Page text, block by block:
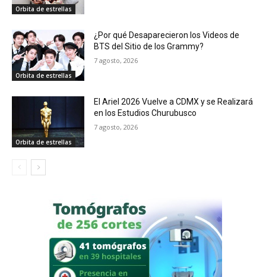
Orbita de estrellas
Orbita de estrellas
¿Por qué Desaparecieron los Videos de
BTS del Sitio de los Grammy?
7 agosto, 2026
Orbita de estrellas
El Ariel 2026 Vuelve a CDMX y se Realizará
en los Estudios Churubusco
7 agosto, 2026